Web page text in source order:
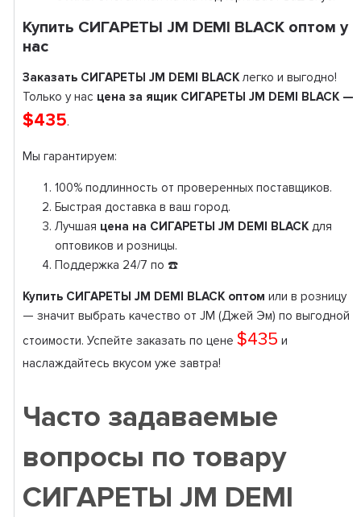
Купить СИГАРЕТЫ JM DEMI BLACK оптом у
нас
Заказать СИГАРЕТЫ JM DEMI BLACKлегко и выгодно!
Только у нас цена за ящик СИГАРЕТЫ JM DEMI BLACK —
$435.
Мы гарантируем:
100% подлинность от проверенных поставщиков.
Быстрая доставка в ваш город.
Лучшая цена на СИГАРЕТЫ JM DEMI BLACKдля
оптовиков и розницы.
Поддержка 24/7 по ☎️
Купить СИГАРЕТЫ JM DEMI BLACK оптом или в розницу
— значит выбрать качество от JM (Джей Эм) по выгодной
стоимости. Успейте заказать по цене $435 и
наслаждайтесь вкусом уже завтра!
Часто задаваемые
вопросы по товару
СИГАРЕТЫ JM DEMI